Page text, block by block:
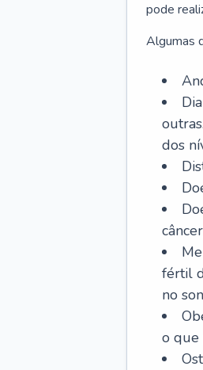
pode
Algumas
dos
fértil
no
o que